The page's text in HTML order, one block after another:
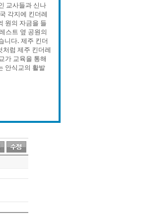
교사들과 신나
각지에 킨더레
원의 자금을 들
스트 옆 공원의
니다. 제주 킨더
처럼 제주 킨더레
가 교육을 통해
안식교의 활발